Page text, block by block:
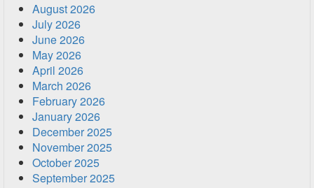
August 2026
July 2026
June 2026
May 2026
April 2026
March 2026
February 2026
January 2026
December 2025
November 2025
October 2025
September 2025